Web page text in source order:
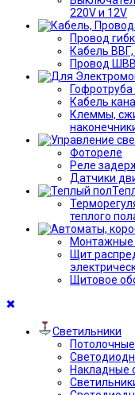
220V и 12V
Провод
Кабель
Провод
Кабель
Клеммы,
Фотореле
Реле
Датчики
теплого
Монтажные
Щит
Щитовое
Светильники
Накладные